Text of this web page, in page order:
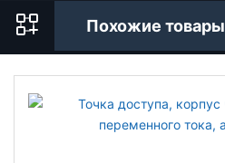
Похожие товары